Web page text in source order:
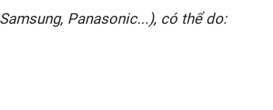
Panasonic...), có thể do: